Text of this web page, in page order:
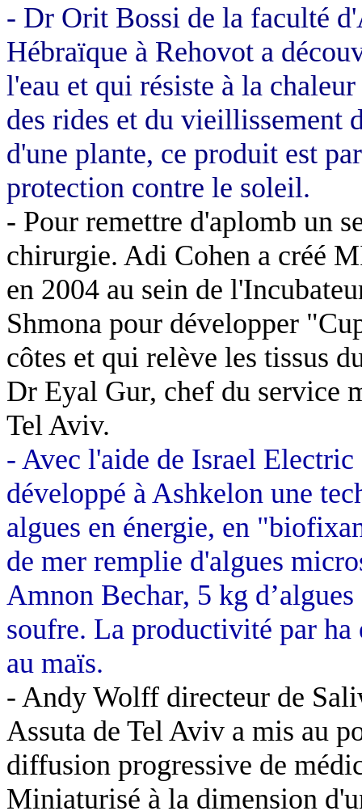
- Dr Orit Bossi de la faculté
Hébraïque à Rehovot a
l'eau et qui résiste à la
des rides et du vieillissement
d'une plante, ce produit est
protection contre le soleil.
- Pour remettre d'aplomb un
chirurgie. Adi Cohen a créé
en 2004 au sein de
Shmona pour développer "
côtes et qui relève les tissus
Dr Eyal Gur, chef du service
Tel Aviv.
- Avec l'aide de Israel
développé à Ashkelon une
algues en énergie, en "
de mer remplie d'algues
Amnon Bechar, 5 kg
soufre. La productivité par ha
au maïs.
- Andy Wolff directeur de
Assuta de Tel Aviv a mis au
diffusion progressive de
Miniaturisé à la dimension